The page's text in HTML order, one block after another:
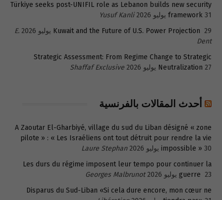
Türkiye seeks post-UNIFIL role as Lebanon builds new security
framework 31 يوليو 2026
Yusuf Kanli
Kuwait and the Future of U.S. Power Projection 29 يوليو 2026
E.
Dent
Strategic Assessment: From Regime Change to Strategic
Neutralization 27 يوليو 2026 Shaffaf Exclusive
أحدث المقالات بالفرنسية
A Zaoutar El-Gharbiyé, village du sud du Liban désigné « zone
pilote » : « Les Israéliens ont tout détruit pour rendre la vie
impossible » 30 يوليو 2026
Laure Stephan
Les durs du régime imposent leur tempo pour continuer la
guerre 23 يوليو 2026
Georges Malbrunot
Disparus du Sud-Liban «Si cela dure encore, mon cœur ne